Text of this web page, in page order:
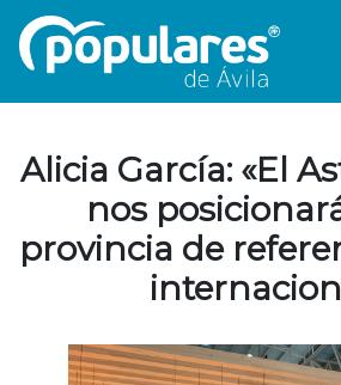
Alicia García: «El
nos
provincia de